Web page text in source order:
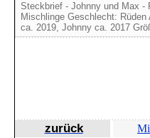
Steckbrief - Johnny und Max -
Mischlinge Geschlecht: Rüden
ca. 2019, Johnny ca. 2017
zurück